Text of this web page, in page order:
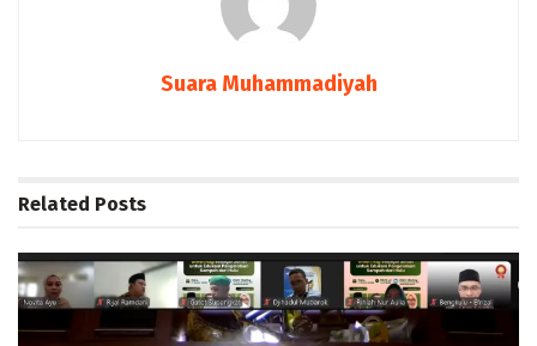
Suara Muhammadiyah
Related Posts